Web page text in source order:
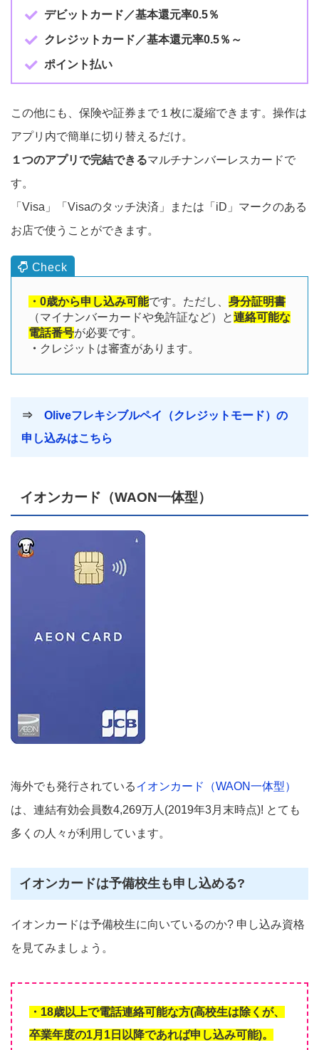
デビットカード／基本還元率0.5％
クレジットカード／基本還元率0.5％～
ポイント払い
この他にも、保険や証券まで１枚に凝縮できます。操作は
アプリ内で簡単に切り替えるだけ。
１つのアプリで完結できるマルチナンバーレスカードで
す。
「Visa」「Visaのタッチ決済」または「iD」マークのある
お店で使うことができます。
・0歳から申し込み可能です。ただし、 身分証明書
（マイナンバーカードや免許証など）と連絡可能な
電話番号が必要です。
・ クレジットは審査があります。
⇒ Oliveフレキシブルペイ（クレジットモード）の
申し込みはこちら
イオンカード（WAON一体型）
海外でも発行されているイオンカード（WAON一体型）
は、連結有効会員数4,269万人(2019年3月末時点)! とても
多くの人々が利用しています。
イオンカードは予備校生も申し込める?
イオンカードは予備校生に向いているのか? 申し込み資格
を見てみましょう。
・18歳以上で電話連絡可能な方(高校生は除くが、
卒業年度の1月1日以降であれば申し込み可能)。